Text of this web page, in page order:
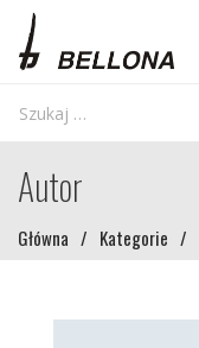
Autor
Główna / Kategorie /